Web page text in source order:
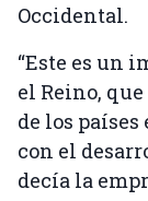
Occidental.
“Este es un
el Reino,
de los
con el
decía la